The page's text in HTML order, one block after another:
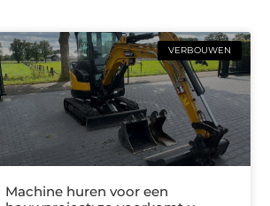
VERBOUWEN
Machine huren voor een